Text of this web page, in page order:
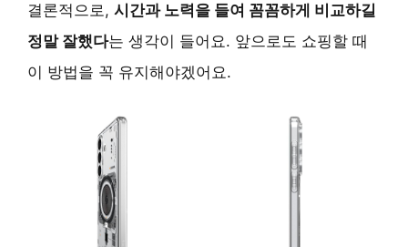
결론적으로, 시간과 노력을 들여 꼼꼼하게 비교하길
정말 잘했다는 생각이 들어요. 앞으로도 쇼핑할 때
이 방법을 꼭 유지해야겠어요.